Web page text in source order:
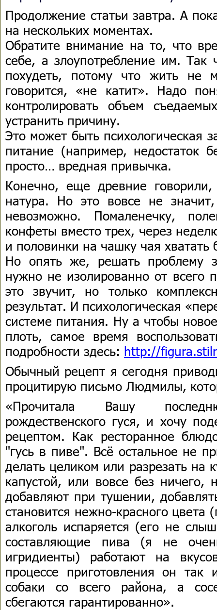
Продолжение статьи завтра. А
на нескольких моментах.
Обратите внимание на то, что
себе, а злоупотребление им. Так
похудеть, потому что жить не
говорится, «не катит». Надо
контролировать объем
устранить причину.
Это может быть психологическая
питание (например, недостаток
просто… вредная привычка.
Конечно, еще древние
натура. Но это вовсе не
невозможно. Помаленечку,
конфеты вместо трех, через
и половинки на чашку чая хватать
Но опять же, решать проблему
нужно не изолированно от всего
это звучит, но только
результат. И психологическая
системе питания. Ну а чтобы
плоть, самое время
подробности здесь: http://
Обычный рецепт я сегодня
процитирую письмо Людмилы,
«Прочитала Вашу
рождественского гуся, и хочу
рецептом. Как ресторанное
"гусь в пиве". Всё остальное не
делать целиком или разрезать на
капустой, или вовсе без ничего,
добавляют при тушении,
становится нежно-красного цвета
алкоголь испаряется (его не
составляющие пива (я не
игридиенты) работают на
процессе приготовления он так
собаки со всего района, а
сбегаются гарантированно».